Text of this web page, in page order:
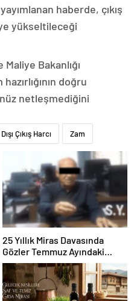
haberde, çıkış
yükseltileceği
Maliye Bakanlığı
doğru
netleşmediğini
Çıkış Harcı Zam
25 Yıllık Miras Davasında
Gözler Temmuz Ayındaki
Karar Duruşmasına Çevrildi